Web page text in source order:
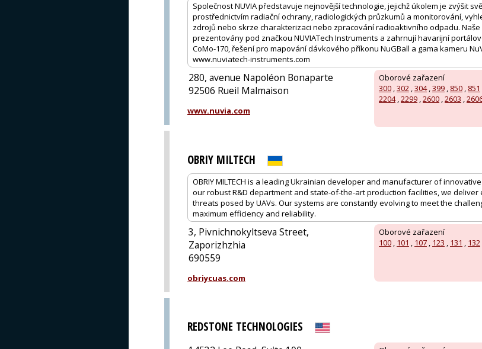
Společnost NUVIA představuje nejnovější technologie, jejichž úkolem je zvýšit
prostřednictvím radiační ochrany, radiologických průzkumů a monitorování,
zdrojů nebo skrze charakterizaci nebo zpracování radioaktivního odpadu.
prezentovány pod značkou NUVIATech Instruments a zahrnují havarijní
CoMo-170, řešení pro mapování dávkového příkonu NuGBall a gama kameru
www.nuviatech-instruments.com
Oborové zařazení
300 ,302 ,304,399 , 850 , 851
2204,2299 ,2600 ,2603 ,
280, avenue Napoléon Bonaparte
92506 Rueil Malmaison
www.nuvia.com
OBRIY MILTECH
OBRIY MILTECH is a leading Ukrainian developer and manufacturer of
our robust R&D department and state-of-the-art production facilities, we
threats posed by UAVs. Our systems are constantly evolving to meet the
maximum efficiency and reliability.
Oborové zařazení
100 , 101 , 107 , 123 , 131 , 132
3, Pivnichnokyltseva Street,
Zaporizhzhia
690559
obriycuas.com
REDSTONE TECHNOLOGIES